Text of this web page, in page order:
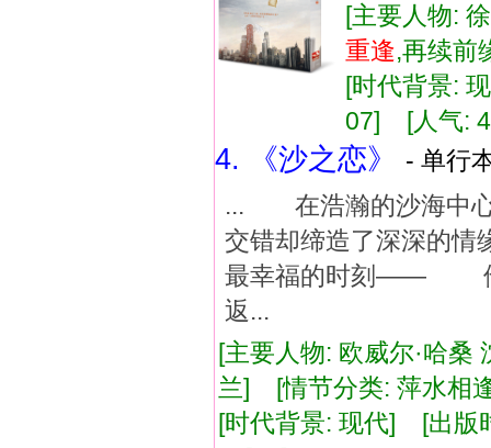
[主要人物:
重逢,再续
[时代背景:
07] [人气:
4. 《沙之恋》
- 单行
... 在浩瀚的沙海中
交错却缔造了深深
最幸福的时刻—— 他
返...
[主要人物: 欧威尔·哈
兰] [情节分类: 萍水相
[时代背景: 现代] [出